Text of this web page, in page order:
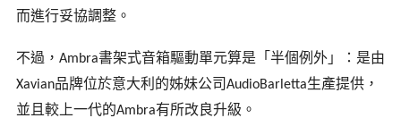
而進行妥協調整。
不過， Ambra書架式音箱驅動單元算是「半個例外」：是由
Xavian品牌位於意大利的姊妹公司AudioBarletta生產提供，
並且較上一代的Ambra有所改良升級。